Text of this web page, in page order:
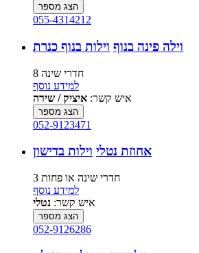
הצג מספר
055-4314212
וילה פינה בנוף וילות בנוף כנרת
8 חדרי שינה
למידע נוסף
איש קשר: איציק / שירה
הצג מספר
052-9123471
אחוזת נטלי וילות בדישון
3 חדרי שינה או פחות
למידע נוסף
איש קשר: נטלי
הצג מספר
052-9126286